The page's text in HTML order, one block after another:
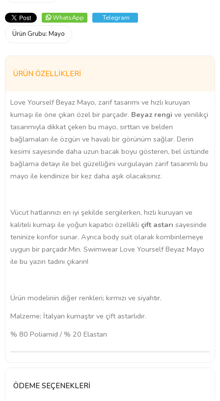
WhatsApp
Telegram
Ürün Grubu: Mayo
ÜRÜN ÖZELLIKLERI
Love Yourself Beyaz Mayo, zarif tasarımı ve hızlı kuruyan
kumaşı ile öne çıkan özel bir parçadır. Beyaz rengi ve yenilikçi
tasarımıyla dikkat çeken bu mayo, sırttan ve belden
bağlamaları ile özgün ve havalı bir görünüm sağlar. Derin
kesimi sayesinde daha uzun bacak boyu gösteren, bel üstünde
bağlama detayı ile bel güzelliğini vurgulayan zarif tasarımlı bu
mayo ile kendinize bir kez daha aşık olacaksınız.
Vücut hatlarınızı en iyi şekilde sergilerken, hızlı kuruyan ve
kaliteli kumaşı ile yoğun kapatıcı özellikli çift astarı sayesinde
teninize konfor sunar. Ayrıca body suit olarak kombinlemeye
uygun bir parçadır.Min. Swimwear Love Yourself Beyaz Mayo
ile bu yazın tadını çıkarın!
Ürün modelinin diğer renkleri; kırmızı ve siyahtır.
Malzeme; İtalyan kumaştır ve çift astarlıdır.
% 80 Poliamid / % 20 Elastan
ÖDEME SEÇENEKLERI